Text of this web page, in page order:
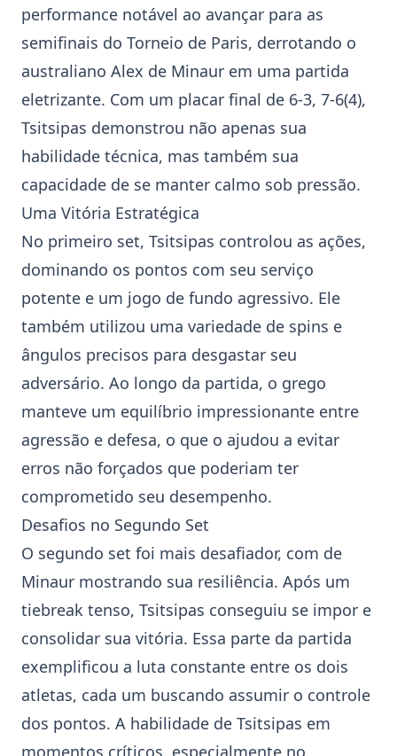
performance notável ao avançar para as
semifinais do Torneio de Paris, derrotando o
australiano Alex de Minaur em uma partida
eletrizante. Com um placar final de 6-3, 7-6(4),
Tsitsipas demonstrou não apenas sua
habilidade técnica, mas também sua
capacidade de se manter calmo sob pressão.
Uma Vitória Estratégica
No primeiro set, Tsitsipas controlou as ações,
dominando os pontos com seu serviço
potente e um jogo de fundo agressivo. Ele
também utilizou uma variedade de spins e
ângulos precisos para desgastar seu
adversário. Ao longo da partida, o grego
manteve um equilíbrio impressionante entre
agressão e defesa, o que o ajudou a evitar
erros não forçados que poderiam ter
comprometido seu desempenho.
Desafios no Segundo Set
O segundo set foi mais desafiador, com de
Minaur mostrando sua resiliência. Após um
tiebreak tenso, Tsitsipas conseguiu se impor e
consolidar sua vitória. Essa parte da partida
exemplificou a luta constante entre os dois
atletas, cada um buscando assumir o controle
dos pontos. A habilidade de Tsitsipas em
momentos críticos, especialmente no